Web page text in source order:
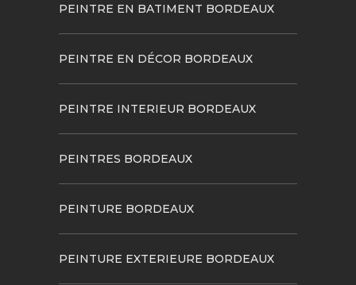
PEINTRE EN BATIMENT BORDEAUX
PEINTRE EN DÉCOR BORDEAUX
PEINTRE INTERIEUR BORDEAUX
PEINTRES BORDEAUX
PEINTURE BORDEAUX
PEINTURE EXTERIEURE BORDEAUX